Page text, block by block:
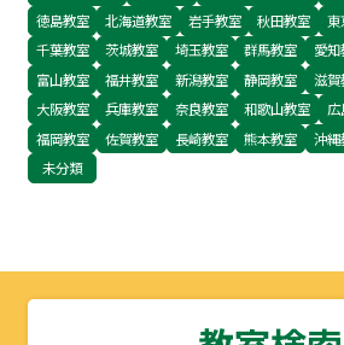
徳島教室
北海道教室 岩手教室 秋田教室 東
千葉教室
茨城教室 埼玉教室 群馬教室 愛
富山教室
福井教室 新潟教室 静岡教室 滋賀
大阪教室
兵庫教室 奈良教室 和歌山教室 広
福岡教室
佐賀教室 長崎教室 熊本教室 沖縄
未分類